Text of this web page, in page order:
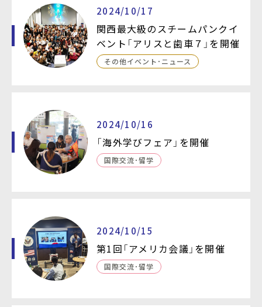
2024/10/17
関西最大級のスチームパンクイ
ベント「アリスと歯車７」を開催
その他イベント・ニュース
2024/10/16
「海外学びフェア」を開催
国際交流・留学
2024/10/15
第1回「アメリカ会議」を開催
国際交流・留学